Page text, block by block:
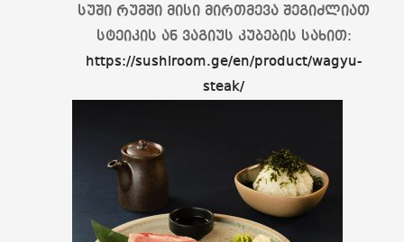
სუში რუმში მისი მირთმევა შეგიძლიათ
სტეიკის ან ვაგიუს კუბების სახით:
https://sushiroom.ge/en/product/wagyu-
steak/